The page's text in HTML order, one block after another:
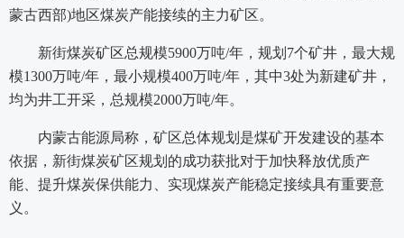
蒙古西部)地区煤炭产能接续的主力矿区。
新街煤炭矿区总规模5900万吨/年，规划7个矿井，最大规
模1300万吨/年，最小规模400万吨/年，其中3处为新建矿井，
均为井工开采，总规模2000万吨/年。
内蒙古能源局称，矿区总体规划是煤矿开发建设的基本
依据，新街煤炭矿区规划的成功获批对于加快释放优质产
能、提升煤炭保供能力、实现煤炭产能稳定接续具有重要意
义。